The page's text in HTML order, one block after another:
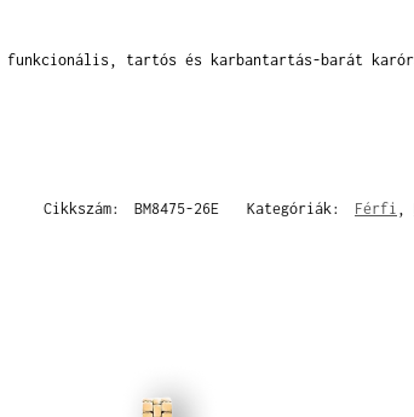
funkcionális, tartós és karbantartás-barát
Cikkszám: BM8475-26E Kategóriák: Férfi ,